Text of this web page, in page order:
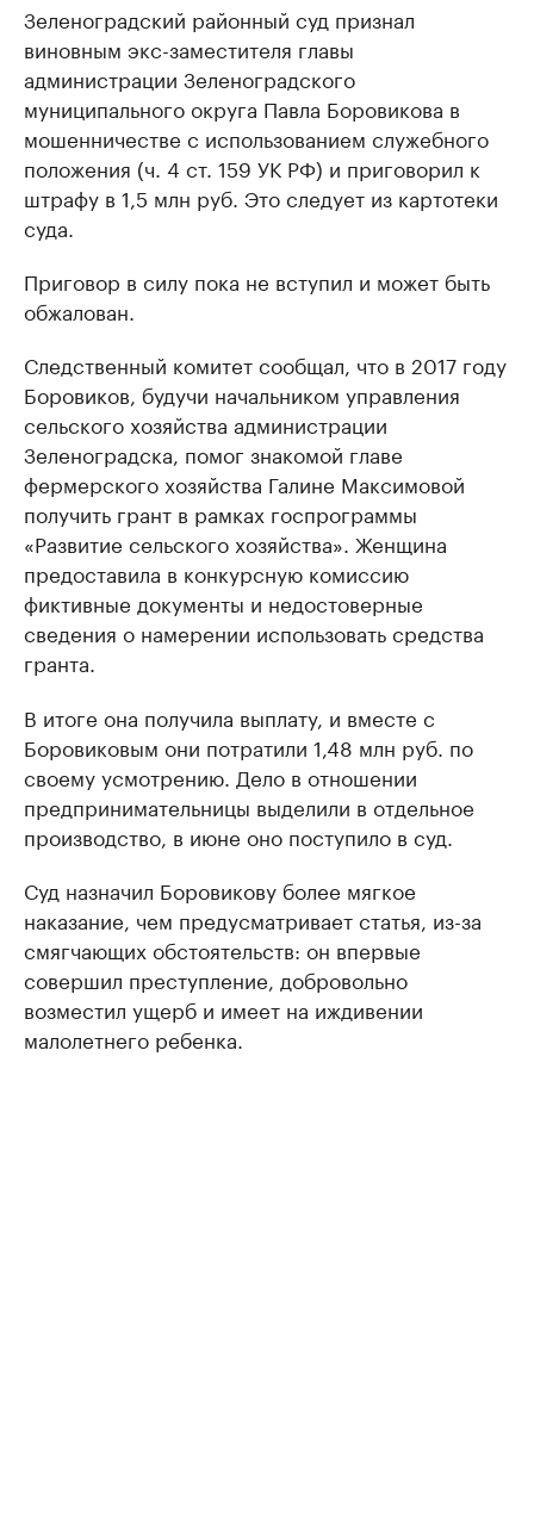
Зеленоградский районный суд признал
виновным экс-заместителя главы
администрации Зеленоградского
муниципального округа Павла Боровикова в
мошенничестве с использованием служебного
положения (ч. 4 ст. 159 УК РФ) и приговорил к
штрафу в 1,5 млн руб. Это следует из картотеки
суда.
Приговор в силу пока не вступил и может быть
обжалован.
Следственный комитет сообщал, что в 2017 году
Боровиков, будучи начальником управления
сельского хозяйства администрации
Зеленоградска, помог знакомой главе
фермерского хозяйства Галине Максимовой
получить грант в рамках госпрограммы
«Развитие сельского хозяйства». Женщина
предоставила в конкурсную комиссию
фиктивные документы и недостоверные
сведения о намерении использовать средства
гранта.
В итоге она получила выплату, и вместе с
Боровиковым они потратили 1,48 млн руб. по
своему усмотрению. Дело в отношении
предпринимательницы выделили в отдельное
производство, в июне оно поступило в суд.
Суд назначил Боровикову более мягкое
наказание, чем предусматривает статья, из-за
смягчающих обстоятельств: он впервые
совершил преступление, добровольно
возместил ущерб и имеет на иждивении
малолетнего ребенка.